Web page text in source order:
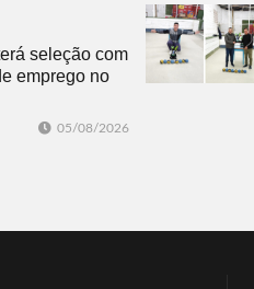
seleção com
emprego no
05/08/2026